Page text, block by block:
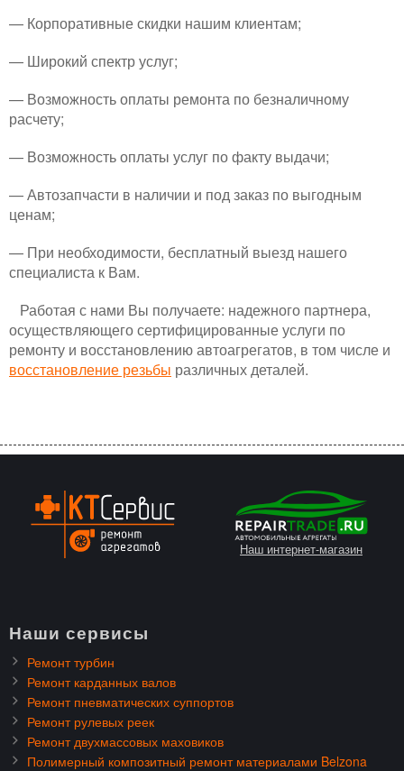
— Корпоративные скидки нашим клиентам;
— Широкий спектр услуг;
— Возможность оплаты ремонта по безналичному
расчету;
— Возможность оплаты услуг по факту выдачи;
— Автозапчасти в наличии и под заказ по выгодным
ценам;
— При необходимости, бесплатный выезд нашего
специалиста к Вам.
Работая с нами Вы получаете: надежного партнера,
осуществляющего сертифицированные услуги по
ремонту и восстановлению автоагрегатов, в том числе и
восстановление резьбы различных деталей.
Наш интернет-магазин
Наши сервисы
Ремонт турбин
Ремонт карданных валов
Ремонт пневматических суппортов
Ремонт рулевых реек
Ремонт двухмассовых маховиков
Полимерный композитный ремонт материалами Belzona